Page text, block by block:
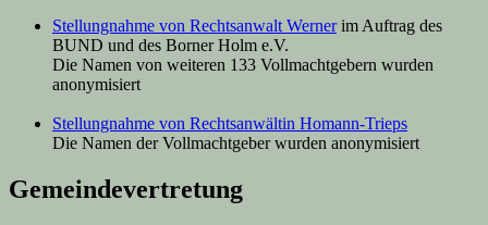
Stellungnahme von Rechtsanwalt Wernerim Auftrag des
BUND und des Borner Holm e.V.
Die Namen von weiteren 133 Vollmachtgebern wurden
anonymisiert
Stellungnahme von Rechtsanwältin Homann-Trieps
Die Namen der Vollmachtgeber wurden anonymisiert
Gemeindevertretung